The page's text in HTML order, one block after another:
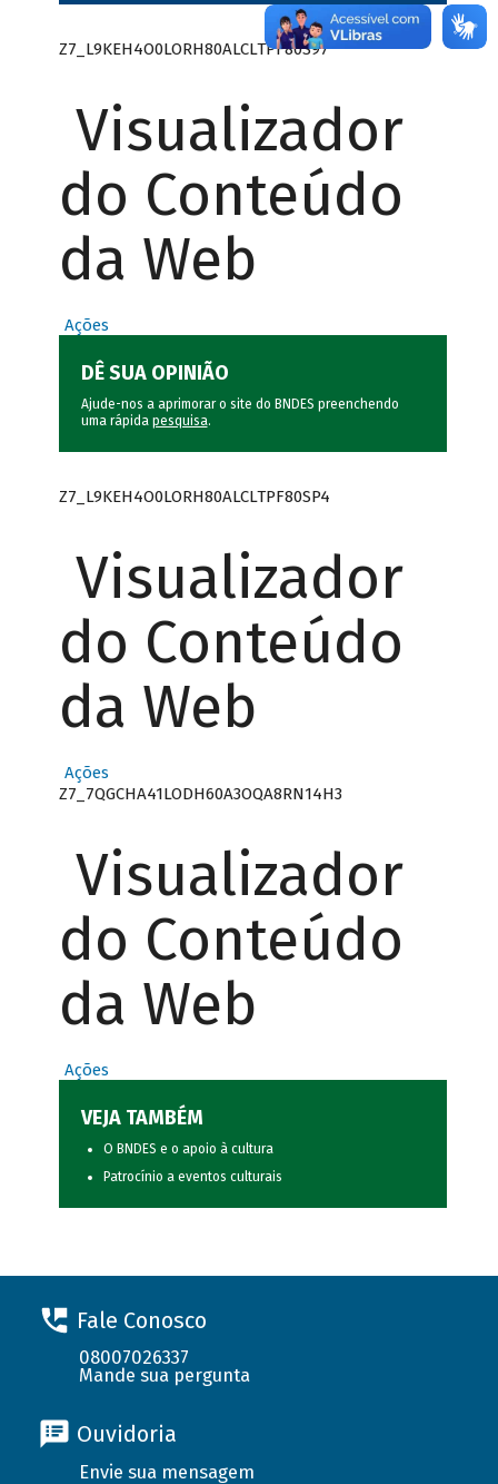
Z7_L9KEH4O0LORH80ALCLTPF80S97
Visualizador
do Conteúdo
da Web
Ações
DÊ SUA OPINIÃO
Ajude-nos a aprimorar o site do BNDES preenchendo
uma rápida pesquisa.
Z7_L9KEH4O0LORH80ALCLTPF80SP4
Visualizador
do Conteúdo
da Web
Ações
Z7_7QGCHA41LODH60A3OQA8RN14H3
Visualizador
do Conteúdo
da Web
Ações
VEJA TAMBÉM
O BNDES e o apoio à cultura
Patrocínio a eventos culturais
Fale Conosco
08007026337
Mande sua pergunta
Ouvidoria
Envie sua mensagem